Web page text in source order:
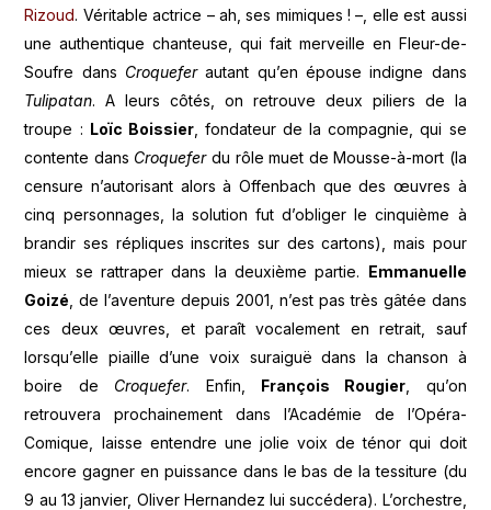
Rizoud. Véritable actrice – ah, ses mimiques ! –, elle est aussi
une authentique chanteuse, qui fait merveille en Fleur-de-
Soufre dans Croqueferautant qu’en épouse indigne dans
Tulipatan. A leurs côtés, on retrouve deux piliers de la
troupe : Loïc Boissier, fondateur de la compagnie, qui se
contente dans Croquefer du rôle muet de Mousse-à-mort (la
censure n’autorisant alors à Offenbach que des œuvres à
cinq personnages, la solution fut d’obliger le cinquième à
brandir ses répliques inscrites sur des cartons), mais pour
mieux se rattraper dans la deuxième partie. Emmanuelle
Goizé , de l’aventure depuis 2001, n’est pas très gâtée dans
ces deux œuvres, et paraît vocalement en retrait, sauf
lorsqu’elle piaille d’une voix suraiguë dans la chanson à
boire de Croquefer. Enfin, François Rougier , qu’on
retrouvera prochainement dans l’Académie de l’Opéra-
Comique, laisse entendre une jolie voix de ténor qui doit
encore gagner en puissance dans le bas de la tessiture (du
9 au 13 janvier, Oliver Hernandez lui succédera). L’orchestre,